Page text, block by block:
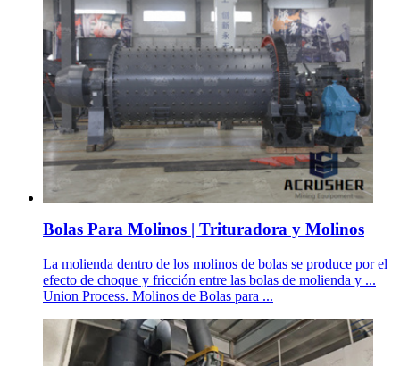
Bolas Para Molinos | Trituradora y Molinos
La molienda dentro de los molinos de bolas se produce por el
efecto de choque y fricción entre las bolas de molienda y ...
Union Process. Molinos de Bolas para ...